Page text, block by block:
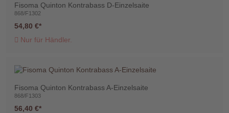
:
(0)37422
2341
Fisoma Quinton Kontrabass D-Einzelsaite
868/F1302
54,80 €
Nur für Händler.
Fisoma Quinton Kontrabass A-Einzelsaite
868/F1303
56,40 €